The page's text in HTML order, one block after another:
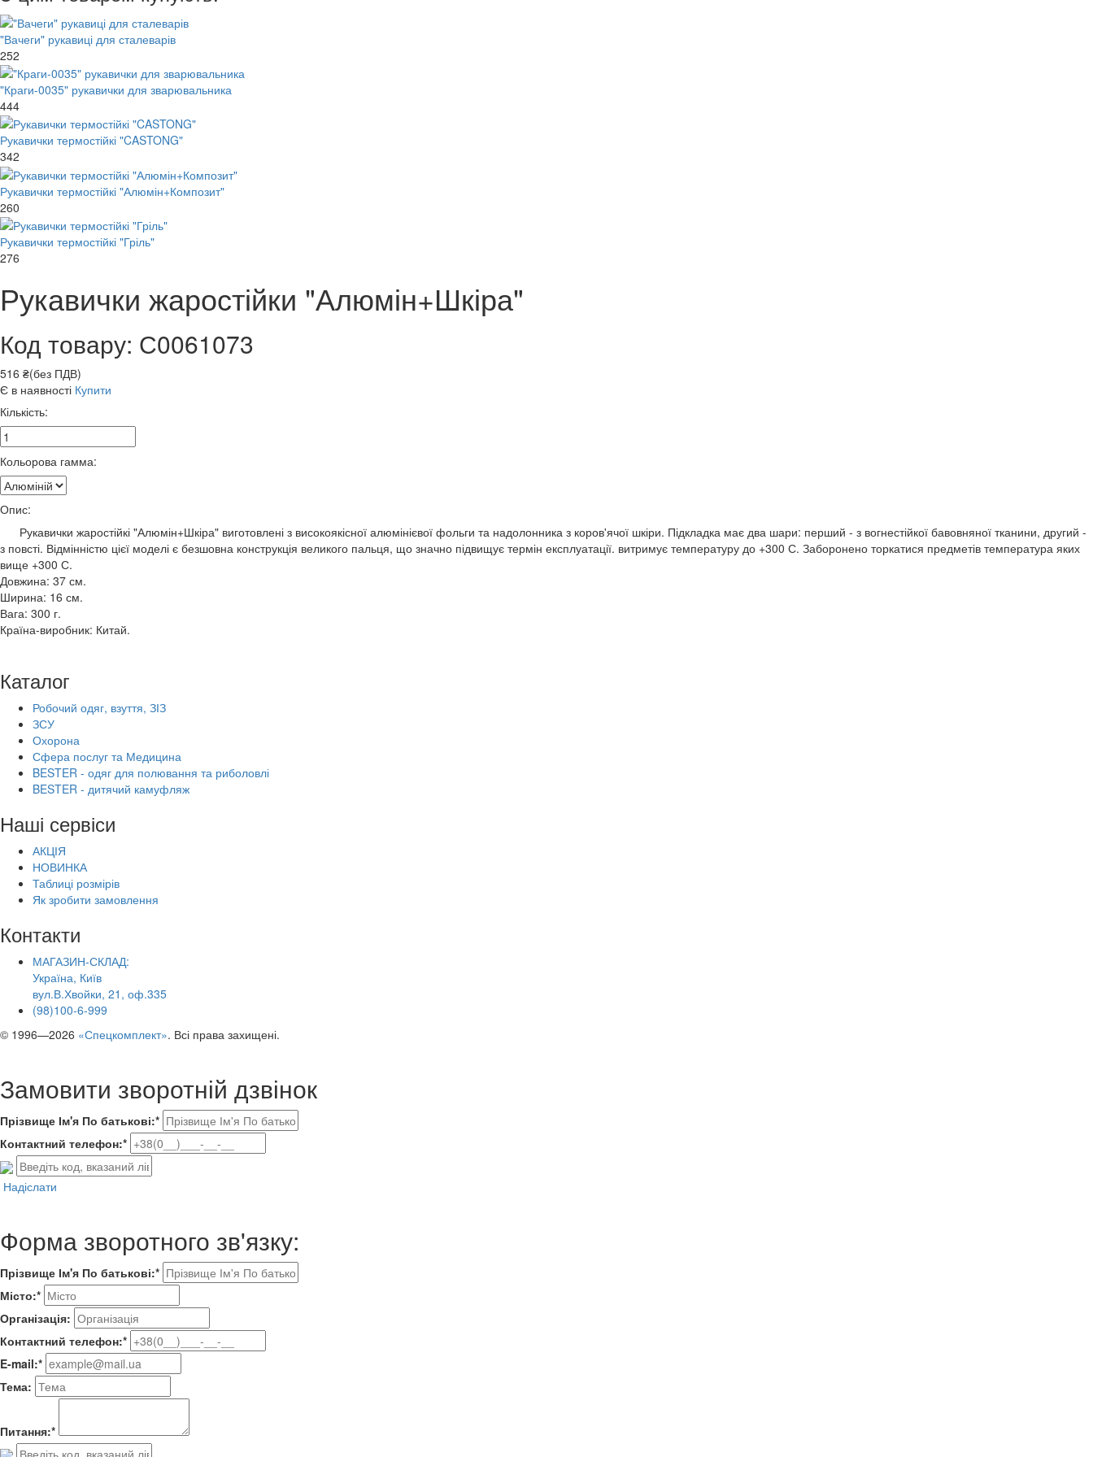
"Вачеги" рукавиці для сталеварів
252
"Краги-0035" рукавички для зварювальника
444
Рукавички термостійкі "CASTONG"
342
Рукавички термостійкі "Алюмін+Композит"
260
Рукавички термостійкі "Гріль"
276
Рукавички жаростійки "Алюмін+Шкіра"
Код товару: С0061073
516 ₴(без ПДВ)
Є в наявності Купити
Кількість:
Кольорова гамма:
Опис:
Рукавички жаростійкі "Алюмін+Шкіра" виготовлені з високоякісної алюмінієвої фольги та надолонника з коров'ячої шкіри. Підкладка має два шари: перший - з вогнестійкої бавовняної тканини, другий -
з повсті. Відмінністю цієї моделі є безшовна конструкція великого пальця, що значно підвищує термін експлуатації. витримує температуру до +300 С. Заборонено торкатися предметів температура яких
вище +300 С.
Довжина: 37 см.
Ширина: 16 см.
Вага: 300 г.
Країна-виробник: Китай.
Каталог
Робочий одяг, взуття, ЗІЗ
ЗСУ
Охорона
Сфера послуг та Медицина
BESTER - одяг для полювання та риболовлі
BESTER - дитячий камуфляж
Наші сервіси
АКЦІЯ
НОВИНКА
Таблиці розмірів
Як зробити замовлення
Контакти
МАГАЗИН-СКЛАД:
Україна, Київ
вул.В.Хвойки, 21, оф.335
(98)100-6-999
© 1996—2026 «Спецкомплект». Всі права захищені.
Замовити зворотній дзвінок
Прізвище Ім'я По батькові:*
Контактний телефон:*
Надіслати
Форма зворотного зв'язку:
Прізвище Ім'я По батькові:*
Місто:*
Організація:
Контактний телефон:*
E-mail:*
Тема:
Питання:*